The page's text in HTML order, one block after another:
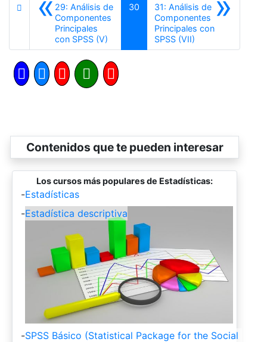
29: Análisis de
Componentes
Principales
con SPSS (V)
30
31: Análisis de
Componentes
Principales con
SPSS (VII)Siguiente
Contenidos que te pueden interesar
Los cursos más populares de Estadísticas:
-Estadísticas
-Estadística descriptiva
-SPSS Básico (Statistical Package for the Social